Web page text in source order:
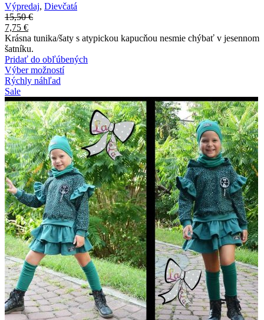
Výpredaj, Dievčatá
15,50€
7,75 €
Krásna tunika/šaty s atypickou kapucňou nesmie chýbať v jesennom
šatníku.
Pridať do obľúbených
Výber možností
Rýchly náhľad
Sale